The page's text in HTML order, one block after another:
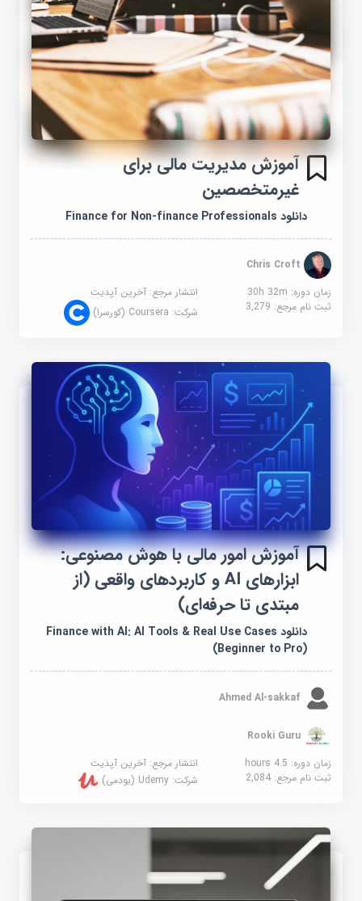
آموزش مدیریت مالی برای
غیرمتخصصین
دانلود Finance for Non-finance Professionals
Chris Croft
زمان دوره: 30h 32m
انتشار مرجع:آخرین آپدیت
ثبت نام مرجع:3,279 شرکت:Coursera (کورسرا)
آموزش امور مالی با هوش مصنوعی:
ابزارهای AI و کاربردهای واقعی (از
مبتدی تا حرفه‌ای)
دانلود Finance with AI: AI Tools & Real Use Cases
(Beginner to Pro)
Ahmed Al-sakkaf
Rooki Guru
زمان دوره: 4.5 hours
انتشار مرجع:آخرین آپدیت
ثبت نام مرجع:2,084 شرکت:Udemy (یودمی)